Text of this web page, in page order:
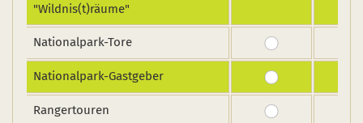
"Wildnis(t)räume"
Nationalpark-Tore
Nationalpark-Gastgeber
Rangertouren